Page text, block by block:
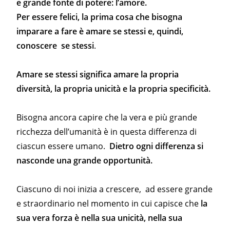
e grande fonte di potere: l’amore.
Per essere felici, la prima cosa che bisogna
imparare a fare è amare se stessi e, quindi,
conoscere se stessi.
Amare se stessi significa amare la propria
diversità, la propria unicità e la propria specificità.
Bisogna ancora capire che la vera e più grande
ricchezza dell’umanità è in questa differenza di
ciascun essere umano. Dietro ogni differenza si
nasconde una grande opportunità.
Ciascuno di noi inizia a crescere, ad essere grande
e straordinario nel momento in cui capisce che la
sua vera forza è nella sua unicità, nella sua